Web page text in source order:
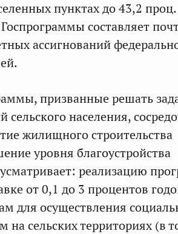
пунктах до 43,2
составляет
ассигнований
призванные решать
населения,
жилищного строительства
уровня благоустройства
реализацию
от 0,1 до 3 процентов
для осуществления
сельских территориях (в